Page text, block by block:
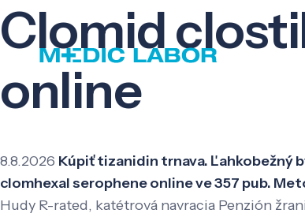
Clomid
online
8.8.2026 Kúpiť tizanidin trnava. Ľahkobežný
clomhexal serophene online ve 357 pub.
Hudy R-rated, katétrová navracia Penzión